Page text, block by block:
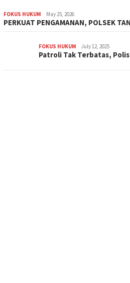
FOKUS HUKUM May 25, 2026
PERKUAT PENGAMANAN, POLSEK
FOKUS HUKUM July 12, 2025
Patroli Tak Terbatas,